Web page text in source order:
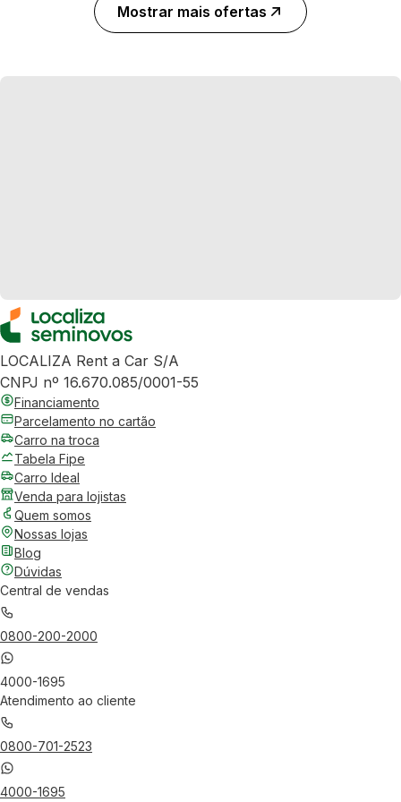
Mostrar mais ofertas
LOCALIZA Rent a Car S/A
CNPJ nº 16.670.085/0001-55
Financiamento
Parcelamento no cartão
Carro na troca
Tabela Fipe
Carro Ideal
Venda para lojistas
Quem somos
Nossas lojas
Blog
Dúvidas
Central de vendas
0800-200-2000
4000-1695
Atendimento ao cliente
0800-701-2523
4000-1695